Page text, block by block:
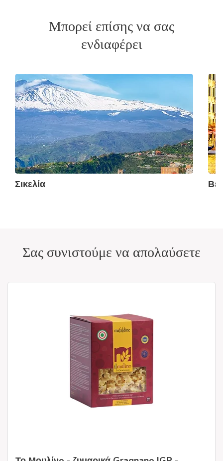
Μπορεί επίσης να σας
ενδιαφέρει
Σικελία
Σας συνιστούμε να απολαύσετε